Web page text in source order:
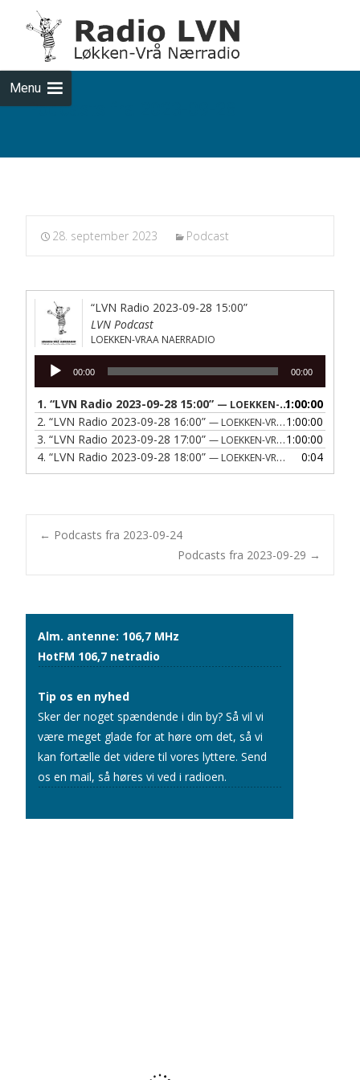
Menu
Podcasts fra 2023-09-28
28. september 2023 Podcast
“LVN Radio 2023-09-28 15:00”
LVN Podcast
LOEKKEN-VRAA NAERRADIO
Lydafspiller
00:00 00:00
1. “LVN Radio 2023-09-28 15:00” — LOEKKEN-VRAA NAERRADIO 1:00:00
2. “LVN Radio 2023-09-28 16:00” — LOEKKEN-VRAA NAERRADIO
1:00:00
3. “LVN Radio 2023-09-28 17:00” — LOEKKEN-VRAA NAERRADIO
1:00:00
4. “LVN Radio 2023-09-28 18:00” — LOEKKEN-VRAA NAERRADIO 0:04
Post
← Podcasts fra 2023-09-24
Podcasts fra 2023-09-29 →
Alm. antenne: 106,7 MHz
HotFM 106,7 netradio
Tip os en nyhed
Sker der noget spændende i din by? Så vil vi
være meget glade for at høre om det, så vi
kan fortælle det videre til vores lyttere. Send
os en mail, så høres vi ved i radioen.